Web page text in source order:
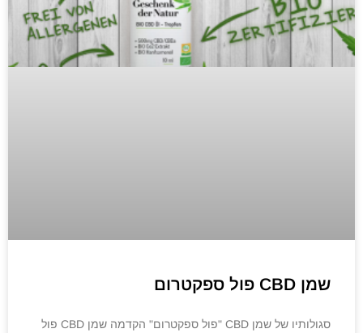
שמן CBD פול ספקטרום
סגולותיו של שמן CBD "פול ספקטרום" הקדמה שמן CBD פול